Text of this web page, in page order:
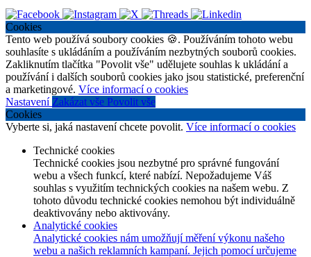
Cookies
Tento web používá soubory cookies 🍪. Používáním tohoto webu
souhlasíte s ukládáním a používáním nezbytných souborů cookies.
Zakliknutím tlačítka "Povolit vše" udělujete souhlas k ukládání a
používání i dalších souborů cookies jako jsou statistické, preferenční
a marketingové. Více informací o cookies
Nastavení Zakázat vše Povolit vše
Cookies
Vyberte si, jaká nastavení chcete povolit. Více informací o cookies
Technické cookies
Technické cookies jsou nezbytné pro správné fungování
webu a všech funkcí, které nabízí. Nepožadujeme Váš
souhlas s využitím technických cookies na našem webu. Z
tohoto důvodu technické cookies nemohou být individuálně
deaktivovány nebo aktivovány.
Analytické cookies
Analytické cookies nám umožňují měření výkonu našeho
webu a našich reklamních kampaní. Jejich pomocí určujeme